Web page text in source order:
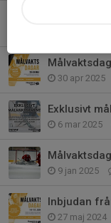
30 apr 2025
6 mar 2025
9 jan 2025
Inbjudan
27 maj 2024